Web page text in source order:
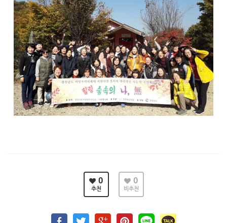
0
추천
0
비추천